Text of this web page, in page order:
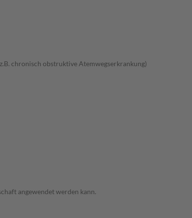
chronisch obstruktive Atemwegserkrankung)
angewendet werden kann.